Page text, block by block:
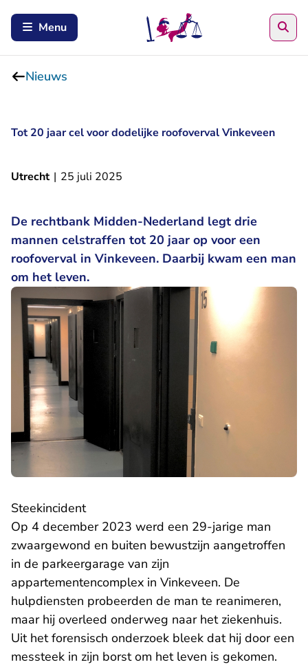
Menu
Nieuws
Tot 20 jaar cel voor dodelijke roofoverval Vinkeveen
Utrecht | 25 juli 2025
De rechtbank Midden-Nederland legt drie
mannen celstraffen tot 20 jaar op voor een
roofoverval in Vinkeveen. Daarbij kwam een man
om het leven.
Steekincident
Op 4 december 2023 werd een 29-jarige man
zwaargewond en buiten bewustzijn aangetroffen
in de parkeergarage van zijn
appartementencomplex in Vinkeveen. De
hulpdiensten probeerden de man te reanimeren,
maar hij overleed onderweg naar het ziekenhuis.
Uit het forensisch onderzoek bleek dat hij door een
messteek in zijn borst om het leven is gekomen.